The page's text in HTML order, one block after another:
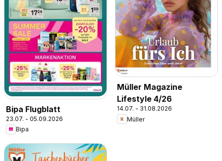
Bipa Flugblatt
23.07. - 05.09.2026
Bipa
Müller Magazine
Lifestyle 4/26
14.07. - 31.08.2026
Müller